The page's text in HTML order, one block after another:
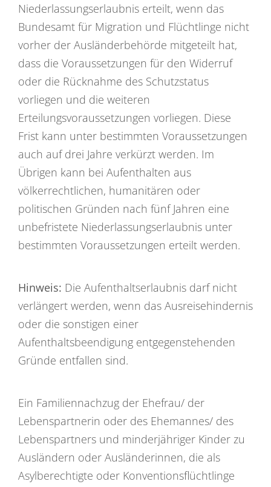
Niederlassungserlaubnis erteilt, wenn das
Bundesamt für Migration und Flüchtlinge nicht
vorher der Ausländerbehörde mitgeteilt hat,
dass die Voraussetzungen für den Widerruf
oder die Rücknahme des Schutzstatus
vorliegen und die weiteren
Erteilungsvoraussetzungen vorliegen. Diese
Frist kann unter bestimmten Voraussetzungen
auch auf drei Jahre verkürzt werden. Im
Übrigen kann bei Aufenthalten aus
völkerrechtlichen, humanitären oder
politischen Gründen nach fünf Jahren eine
unbefristete Niederlassungserlaubnis unter
bestimmten Voraussetzungen erteilt werden.
Hinweis: Die Aufenthaltserlaubnis darf nicht
verlängert werden, wenn das Ausreisehindernis
oder die sonstigen einer
Aufenthaltsbeendigung entgegenstehenden
Gründe entfallen sind.
Ein Familiennachzug der Ehefrau/ der
Lebenspartnerin oder des Ehemannes/ des
Lebenspartners und minderjähriger Kinder zu
Ausländern oder Ausländerinnen, die als
Asylberechtigte oder Konventionsflüchtlinge